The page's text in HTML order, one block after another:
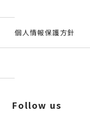
個人情報保護方針
Follow us